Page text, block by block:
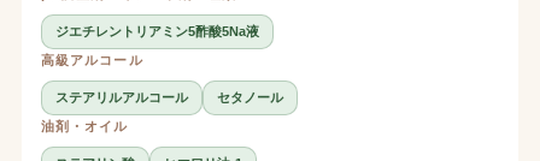
ジエチレントリアミン5酢酸5Na液
高級アルコール
ステアリルアルコール
セタノール
油剤・オイル